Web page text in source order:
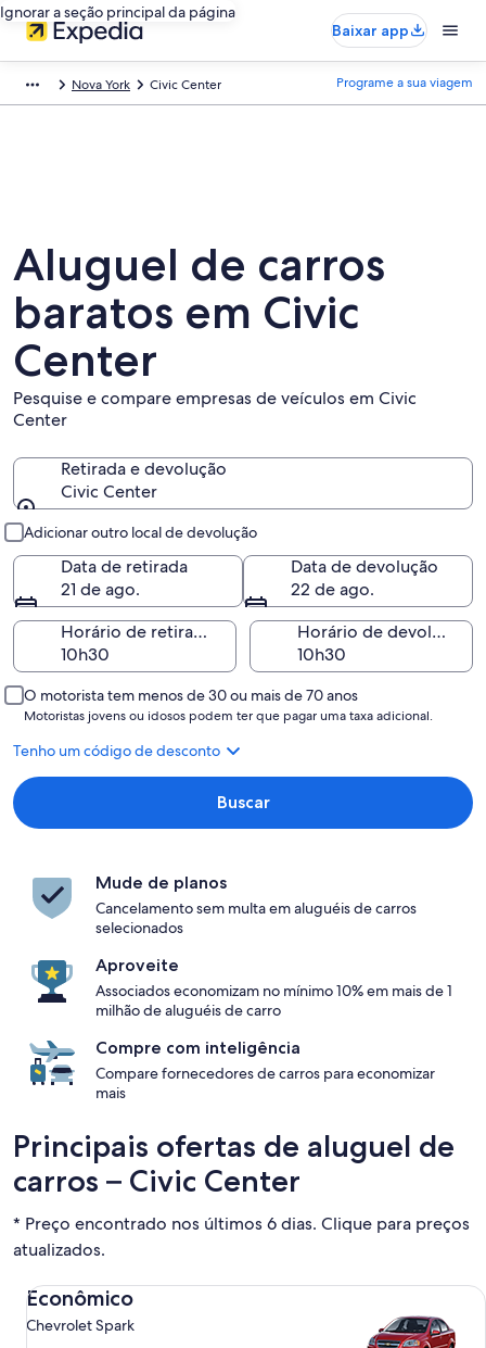
Ignorar a seção principal da página
Baixar app
Nova York Civic Center Programe a sua viagem
Aluguel de carros
baratos em Civic
Center
Pesquise e compare empresas de veículos em Civic
Center
Retirada e devolução
Civic Center
Adicionar outro local de devolução
Data de retirada
21 de ago.
Data de devolução
22 de ago.
Horário de retirada
Horário de devolução
O motorista tem menos de 30 ou mais de 70 anos
Motoristas jovens ou idosos podem ter que pagar uma taxa adicional.
Tenho um código de desconto
Buscar
Mude de planos
Cancelamento sem multa em aluguéis de carros
selecionados
Aproveite
Associados economizam no mínimo 10% em mais de 1
milhão de aluguéis de carro
Compre com inteligência
Compare fornecedores de carros para economizar
mais
Principais ofertas de aluguel de
carros – Civic Center
* Preço encontrado nos últimos 6 dias. Clique para preços
atualizados.
Econômico
Chevrolet Spark
Econômico Chevrolet Spark